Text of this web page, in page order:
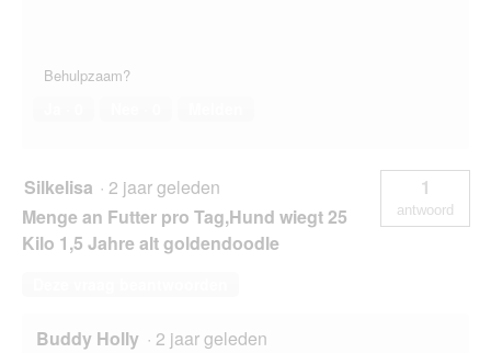
Behulpzaam?
Silkelisa · 2 jaar geleden
Menge an Futter pro Tag,Hund wiegt 25
Kilo 1,5 Jahre alt goldendoodle
1
antwoord
Buddy Holly · 2 jaar geleden